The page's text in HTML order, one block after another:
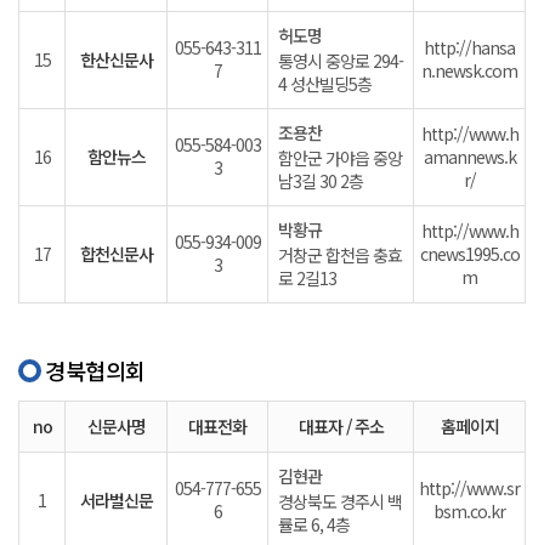
15 한산신문사
055-643-311
7
허도명
통영시 중앙로 294-
4 성산빌딩5층
http://hansa
n.newsk.com
16 함안뉴스
055-584-003
3
조용찬
함안군 가야읍 중앙
남3길 30 2층
http://www.h
amannews.k
r/
17 합천신문사
055-934-009
3
박황규
거창군 합천읍 충효
로 2길13
http://www.h
cnews1995.co
m
경북협의회
no 신문사명 대표전화 대표자 / 주소 홈페이지
1 서라벌신문
054-777-655
6
김현관
경상북도 경주시 백
률로 6, 4층
http://www.sr
bsm.co.kr